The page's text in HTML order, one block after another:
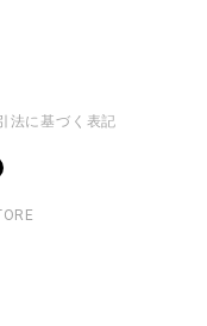
法に基づく表記